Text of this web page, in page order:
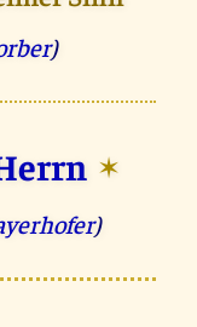
)
✶
)